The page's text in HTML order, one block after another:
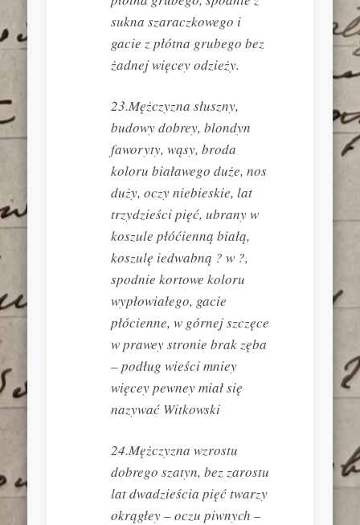
sukna szaraczkowego i
gacie z płótna grubego bez
żadnej więcey odzieży.
23.Mężczyzna słuszny,
budowy dobrey, blondyn
faworyty, wąsy, broda
koloru białawego duże, nos
duży, oczy niebieskie, lat
trzydzieści pięć, ubrany w
koszule płóćienną białą,
koszulę iedwabną ? w ?,
spodnie kortowe koloru
wypłowiałego, gacie
płócienne, w górnej szczęce
w prawey stronie brak zęba
– podług wieści mniey
więcey pewney miał się
nazywać Witkowski
24.Mężczyzna wzrostu
dobrego szatyn, bez zarostu
lat dwadzieścia pięć twarzy
okrągłey – oczu piwnych –